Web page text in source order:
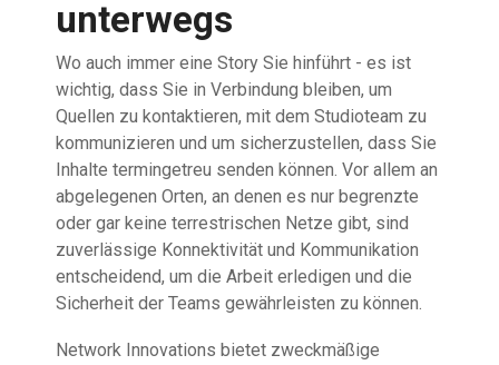
unterwegs
Wo auch immer eine Story Sie hinführt - es ist
wichtig, dass Sie in Verbindung bleiben, um
Quellen zu kontaktieren, mit dem Studioteam zu
kommunizieren und um sicherzustellen, dass Sie
Inhalte termingetreu senden können. Vor allem an
abgelegenen Orten, an denen es nur begrenzte
oder gar keine terrestrischen Netze gibt, sind
zuverlässige Konnektivität und Kommunikation
entscheidend, um die Arbeit erledigen und die
Sicherheit der Teams gewährleisten zu können.
Network Innovations bietet zweckmäßige